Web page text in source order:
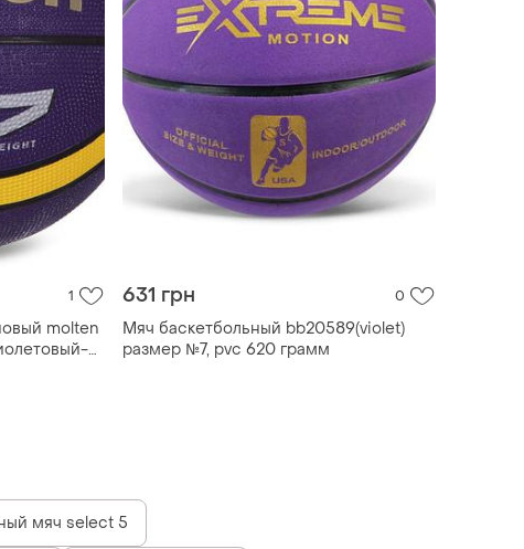
1
molten
631 грн 0
Мяч баскетбольный bb20589(violet)
размер №7, pvc 620 грамм
мяч select 5